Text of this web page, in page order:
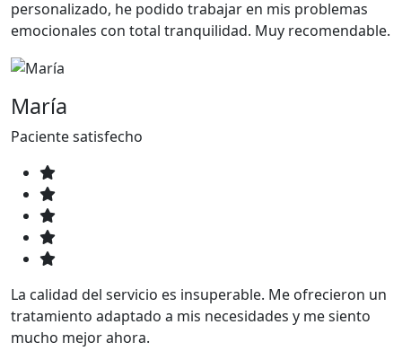
personalizado, he podido trabajar en mis problemas
emocionales con total tranquilidad. Muy recomendable.
María
Paciente satisfecho
La calidad del servicio es insuperable. Me ofrecieron un
tratamiento adaptado a mis necesidades y me siento
mucho mejor ahora.